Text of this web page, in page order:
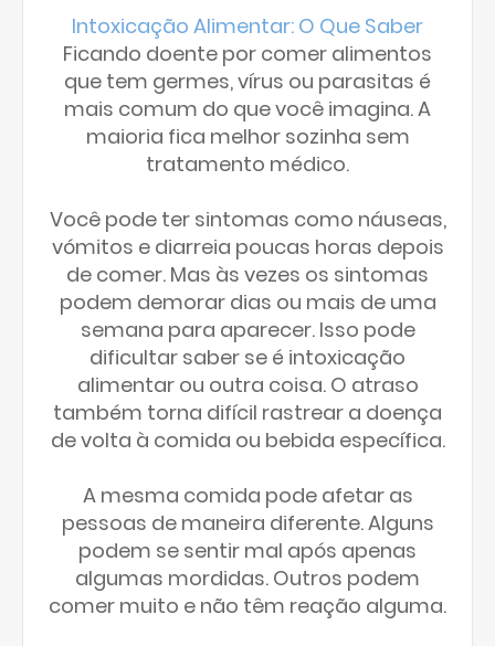
Intoxicação Alimentar: O Que Saber
Ficando doente por comer alimentos
que tem germes, vírus ou parasitas é
mais comum do que você imagina. A
maioria fica melhor sozinha sem
tratamento médico.
Você pode ter sintomas como náuseas,
vómitos e diarreia poucas horas depois
de comer. Mas às vezes os sintomas
podem demorar dias ou mais de uma
semana para aparecer. Isso pode
dificultar saber se é intoxicação
alimentar ou outra coisa. O atraso
também torna difícil rastrear a doença
de volta à comida ou bebida específica.
A mesma comida pode afetar as
pessoas de maneira diferente. Alguns
podem se sentir mal após apenas
algumas mordidas. Outros podem
comer muito e não têm reação alguma.